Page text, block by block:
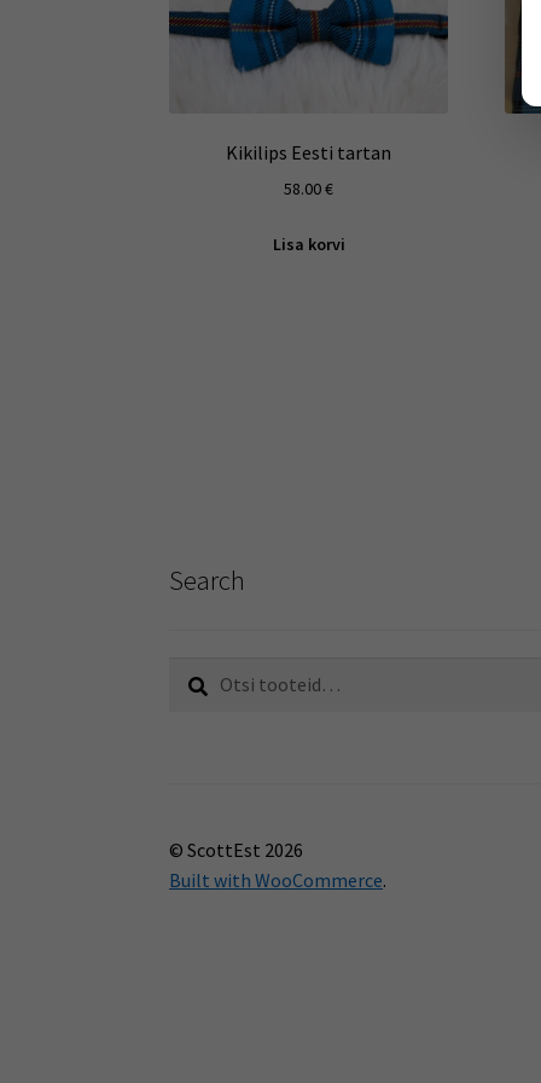
Kikilips Eesti tartan
58.00€
Lisa korvi
Search
Otsi:
Otsi
© ScottEst 2026
Built with WooCommerce.